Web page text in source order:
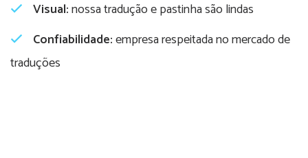
Visual:nossa tradução e pastinha são lindas
Confiabilidade:empresa respeitada no mercado de
traduções